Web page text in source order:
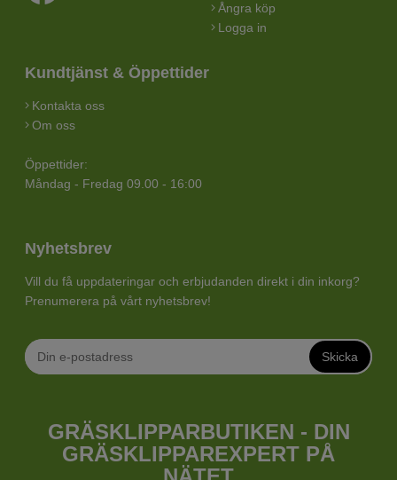
Ångra köp
Logga in
Kundtjänst & Öppettider
Kontakta oss
Om oss
Öppettider:
Måndag - Fredag 09.00 - 16:00
Nyhetsbrev
Vill du få uppdateringar och erbjudanden direkt i din inkorg?
Prenumerera på vårt nyhetsbrev!
Skicka
GRÄSKLIPPARBUTIKEN - DIN
GRÄSKLIPPAREXPERT PÅ